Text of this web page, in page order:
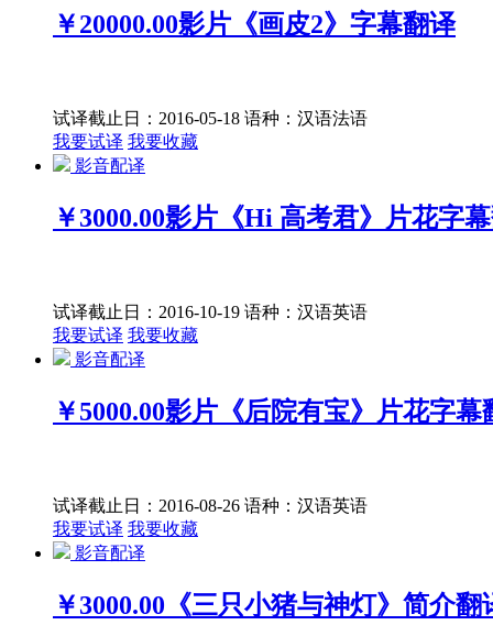
￥20000.00影片《画皮2》字幕翻译
试译截止日：2016-05-18 语种：汉语法语
我要试译 我要收藏
影音配译
￥3000.00影片《Hi 高考君》片花字
试译截止日：2016-10-19 语种：汉语英语
我要试译 我要收藏
影音配译
￥5000.00影片《后院有宝》片花字幕
试译截止日：2016-08-26 语种：汉语英语
我要试译 我要收藏
影音配译
￥3000.00 《三只小猪与神灯》简介翻